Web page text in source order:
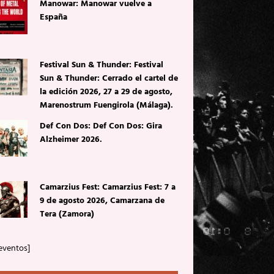
Manowar: Manowar vuelve a
España
Festival Sun & Thunder: Festival
Sun & Thunder: Cerrado el cartel de
la edición 2026, 27 a 29 de agosto,
Marenostrum Fuengirola (Málaga).
Def Con Dos: Def Con Dos: Gira
Alzheimer 2026.
Camarzius Fest: Camarzius Fest: 7 a
9 de agosto 2026, Camarzana de
Tera (Zamora)